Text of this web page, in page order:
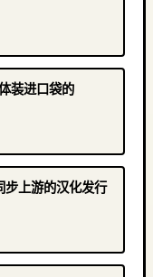
装进口袋的
上游的汉化发行